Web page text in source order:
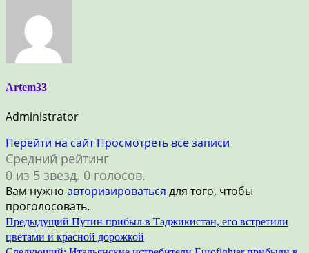
Artem33
Administrator
Перейти на сайтПросмотреть все записи
Средний рейтинг
0 из 5 звезд. 0 голосов.
Вам нужно авторизироваться для того, чтобы
проголосовать.
Навигация
по
Предыдущий Путин прибыл в Таджикистан, его встретили
цветами и красной дорожкой